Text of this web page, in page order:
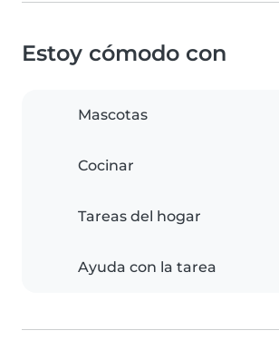
Estoy cómodo con
Mascotas
Cocinar
Tareas del hogar
Ayuda con la tarea